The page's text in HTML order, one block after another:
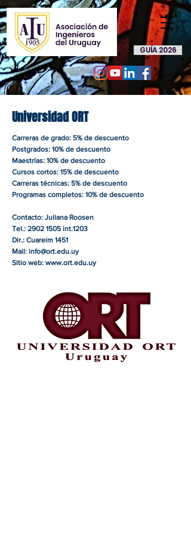
GUÍA 2026
Universidad ORT
Carreras de grado: 5% de descuento
Postgrados: 10% de descuento
Maestrías: 10% de descuento
Cursos cortos: 15% de descuento
Carreras técnicas: 5% de descuento
Programas completos: 10% de descuento
Contacto: Juliana Roosen
Tel.: 2902 1505 int.1203
Dir.: Cuareim 1451
Mail: info@ort.edu.uy
Sitio web: www.ort.edu.uy